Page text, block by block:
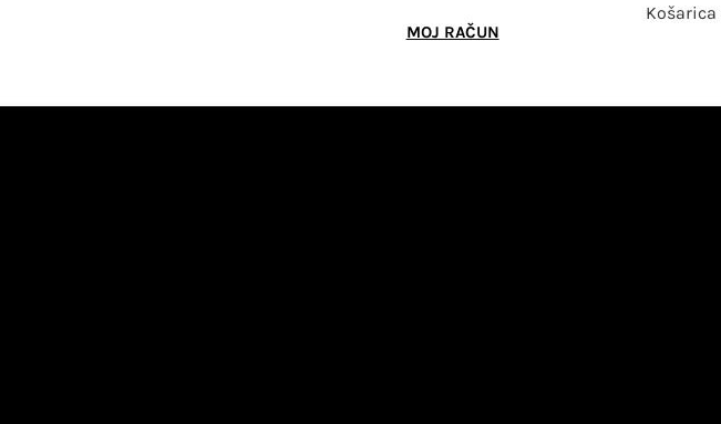
MOJ RAČUN
Košarica